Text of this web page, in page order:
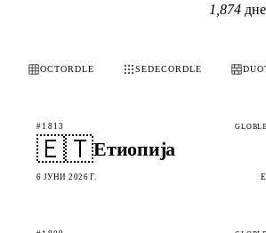
1,874
OCTORDLE SEDECORDLE
#1813 GLOBLE
🇪🇹Етиопија
6 ЈУНИ 2026 Г.